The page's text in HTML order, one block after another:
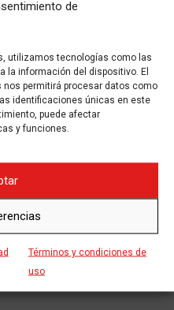
de
utilizamos tecnologías como las
la información del dispositivo. El
permitirá procesar datos como
identificaciones únicas en este
puede afectar
y funciones.
Términos y condiciones de
uso
EXTRAS
Incluído
con asistencia en carretera
Incluído
rutas
de 1.000€
40.00€ / Día
el modelo